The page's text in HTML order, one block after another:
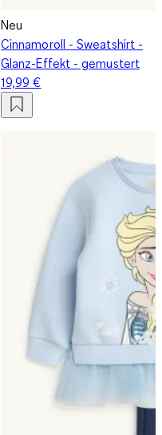
Neu
Cinnamoroll - Sweatshirt -
Glanz-Effekt - gemustert
19,99 €